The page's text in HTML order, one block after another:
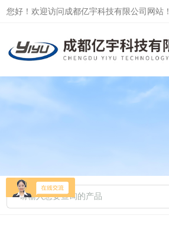
您好！欢迎访问成都亿宇科技有限公司网站！